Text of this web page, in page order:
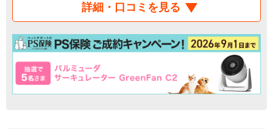
詳細・口コミを見る